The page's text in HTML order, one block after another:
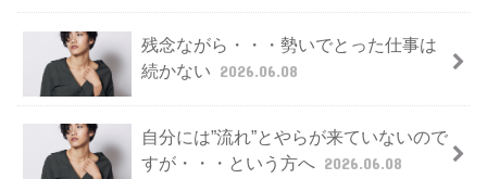
残念ながら・・・勢いでとった仕事は
続かない 2026.06.08
自分には”流れ”とやらが来ていないので
すが・・・という方へ 2026.06.08